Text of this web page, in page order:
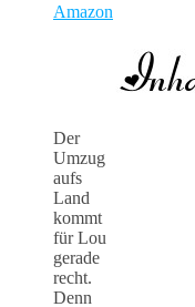
Amazon
Der
Umzug
aufs
Land
kommt
für Lou
gerade
recht.
Denn